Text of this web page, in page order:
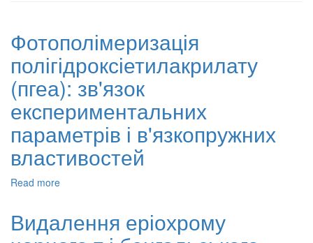
Фотополімеризація
полігідроксіетилакрилату
(пгеа): зв'язок
експериментальних
параметрів і в'язкопружних
властивостей
Read more
(пгеа):
Видалення еріохрому